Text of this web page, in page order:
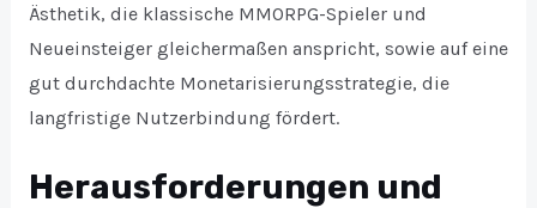
Ästhetik, die klassische MMORPG-Spieler und
Neueinsteiger gleichermaßen anspricht, sowie auf eine
gut durchdachte Monetarisierungsstrategie, die
langfristige Nutzerbindung fördert.
Herausforderungen und